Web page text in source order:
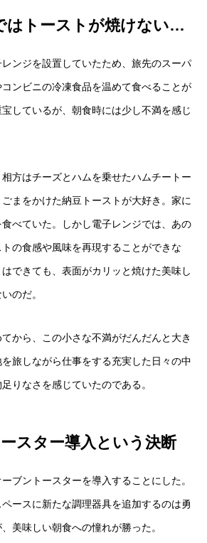
はトーストが焼けない…
ンジを設置していたため、旅先のスーパ
ンビニの冷凍食品を温めて食べることが
しているが、朝食時には少し不満を感じ
方はチーズとハムを乗せたハムチートー
まをかけた納豆トーストが大好き。家に
べていた。しかし電子レンジでは、あの
の食感や風味を再現することができな
できても、表面がカリッと焼けた美味し
のだ。
から、この小さな不満がだんだんと大き
旅しながら仕事をする充実した日々の中
りなさを感じていたのである。
スター導入という決断
ブントースターを導入することにした。
ースに新たな調理器具を追加するのは勇
美味しい朝食への憧れが勝った。